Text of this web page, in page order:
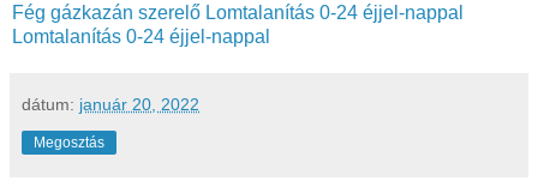
Fég gázkazán szerelő Lomtalanítás 0-24 éjjel-nappal
Lomtalanítás 0-24 éjjel-nappal
dátum: január 20, 2022
Megosztás